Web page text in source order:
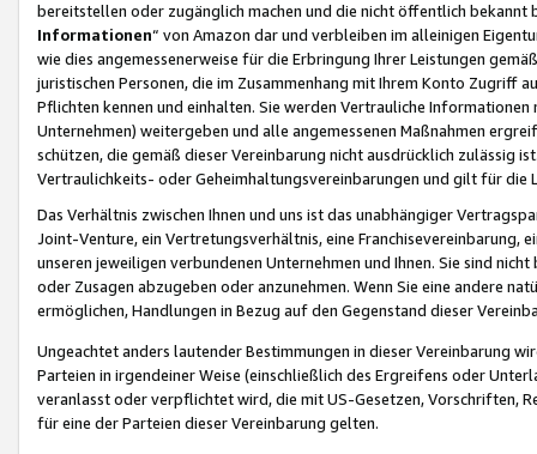
bereitstellen oder zugänglich machen und die nicht öffentlich
Informationen“ von Amazon dar und verbleiben im alleinigen
wie dies angemessenerweise für die Erbringung Ihrer Leistungen
juristischen Personen, die im Zusammenhang mit Ihrem Konto
Pflichten kennen und einhalten. Sie werden Vertrauliche
Unternehmen) weitergeben und alle angemessenen Maßnahmen
schützen, die gemäß dieser Vereinbarung nicht ausdrücklich zulässig
Vertraulichkeits- oder Geheimhaltungsvereinbarungen und gilt für die
Das Verhältnis zwischen Ihnen und uns ist das unabhängiger
Joint-Venture, ein Vertretungsverhältnis, eine Franchisevereinbarung,
unseren jeweiligen verbundenen Unternehmen und Ihnen. Sie sind
oder Zusagen abzugeben oder anzunehmen. Wenn Sie eine andere
ermöglichen, Handlungen in Bezug auf den Gegenstand dieser
Ungeachtet anders lautender Bestimmungen in dieser Vereinbarung
Parteien in irgendeiner Weise (einschließlich des Ergreifens oder
veranlasst oder verpflichtet wird, die mit US-Gesetzen, Vorschriften,
für eine der Parteien dieser Vereinbarung gelten.